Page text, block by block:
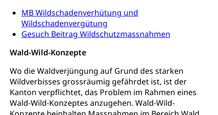
MB Wildschadenverhütung und
Wildschadenvergütung
Gesuch Beitrag Wildschutzmassnahmen
Wald-Wild-Konzepte
Wo die Waldverjüngung auf Grund des starken
Wildverbisses grossräumig gefährdet ist, ist der
Kanton verpflichtet, das Problem im Rahmen eines
Wald-Wild-Konzeptes anzugehen. Wald-Wild-
Erwerbsausfallentschädigung (WAS Luzern)
Feuerwehr, Gesundheitswesen, technische Betriebe,
Alarmierung, Sirenentest
Polizei
Versorgung
Vorratshaltung, Vorrat